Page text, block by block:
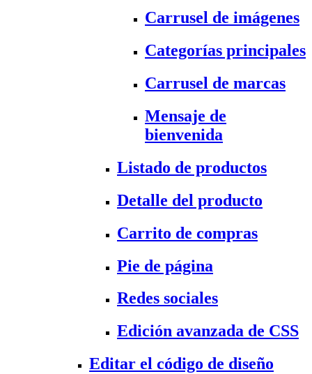
Carrusel de imágenes
Categorías principales
Carrusel de marcas
Mensaje de
bienvenida
Listado de productos
Detalle del producto
Carrito de compras
Pie de página
Redes sociales
Edición avanzada de CSS
Editar el código de diseño